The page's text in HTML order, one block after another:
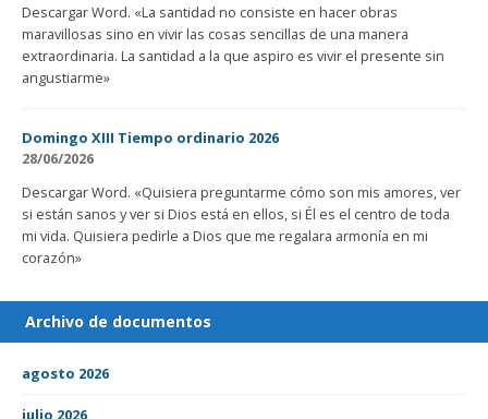
Descargar Word. «La santidad no consiste en hacer obras
maravillosas sino en vivir las cosas sencillas de una manera
extraordinaria. La santidad a la que aspiro es vivir el presente sin
angustiarme»
Domingo XIII Tiempo ordinario 2026
28/06/2026
Descargar Word. «Quisiera preguntarme cómo son mis amores, ver
si están sanos y ver si Dios está en ellos, si Él es el centro de toda
mi vida. Quisiera pedirle a Dios que me regalara armonía en mi
corazón»
Archivo de documentos
agosto 2026
julio 2026